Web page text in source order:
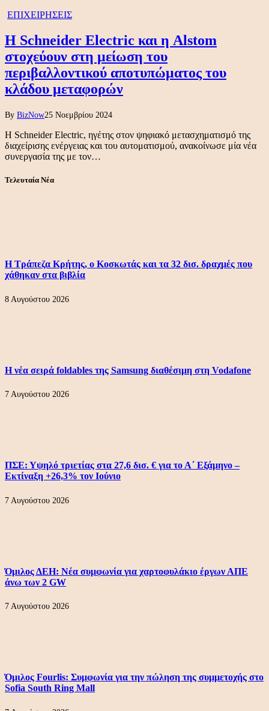
ΕΠΙΧΕΙΡΗΣΕΙΣ
Η Schneider Electric και η Alstom
στοχεύουν στη μείωση του
περιβαλλοντικού αποτυπώματος του
κλάδου μεταφορών
By BizNow25 Νοεμβρίου 2024
Η Schneider Electric, ηγέτης στον ψηφιακό μετασχηματισμό της
διαχείρισης ενέργειας και του αυτοματισμού, ανακοίνωσε μία νέα
συνεργασία της με τον…
Τελευταία Νέα
Η Τράπεζα Κρήτης, ο Κοσκωτάς και τα 32 δισ. δραχμές που
χάθηκαν στα βιβλία
8 Αυγούστου 2026
Η νέα σειρά foldables της Samsung διαθέσιμη στη Vodafone
7 Αυγούστου 2026
ΠΣΕ: Υψηλό τριετίας στα 27,6 δισ. € για το Α΄ Εξάμηνο –
Εκτίναξη +26,3% τον Ιούνιο
7 Αυγούστου 2026
Όμιλος ΔΕΗ: Νέα συμφωνία για χαρτοφυλάκιο έργων ΑΠΕ
άνω των 2 GW
7 Αυγούστου 2026
Όμιλος Fourlis: Συμφωνία για την πώληση της συμμετοχής στο
Sofia South Ring Mall